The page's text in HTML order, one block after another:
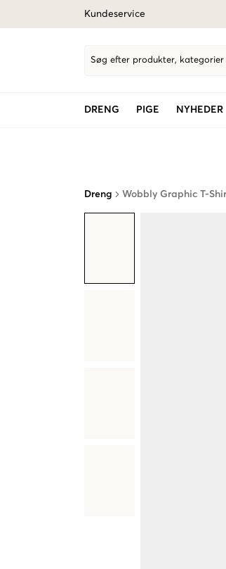
Kundeservice
Søg efter produkter,
DRENG PIGE NYHEDER
Dreng Wobbly Graphic T-